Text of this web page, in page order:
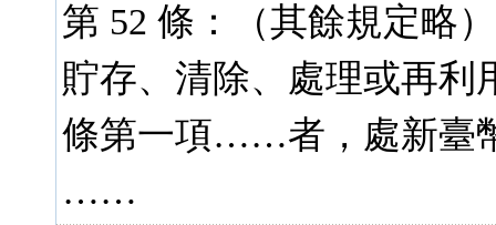
第 52 條：（其餘規定略）
貯存、清除、處理或再利
條第一項……者，處新臺
……